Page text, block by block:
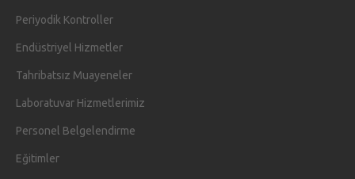
Periyodik Kontroller
Endüstriyel Hizmetler
Tahribatsız Muayeneler
Laboratuvar Hizmetlerimiz
Personel Belgelendirme
Eğitimler